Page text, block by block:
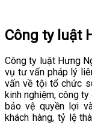
Công ty luật
Công ty luật Hưng
vụ tư vấn pháp lý
vấn về tội tổ chức
kinh nghiệm, công
bảo vệ quyền lợi
khách hàng, tỷ lệ